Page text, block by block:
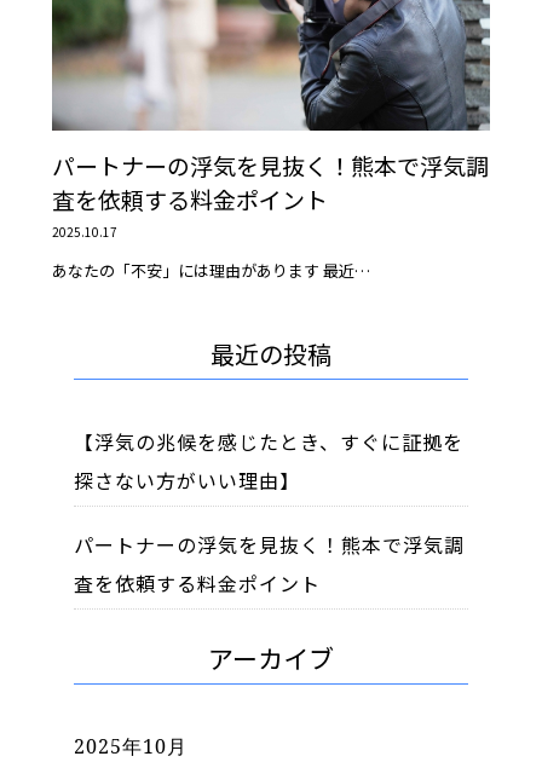
パートナーの浮気を見抜く！熊本で浮気調
査を依頼する料金ポイント
2025.10.17
あなたの「不安」には理由があります 最近…
最近の投稿
【浮気の兆候を感じたとき、すぐに証拠を
探さない方がいい理由】
パートナーの浮気を見抜く！熊本で浮気調
査を依頼する料金ポイント
アーカイブ
2025年10月